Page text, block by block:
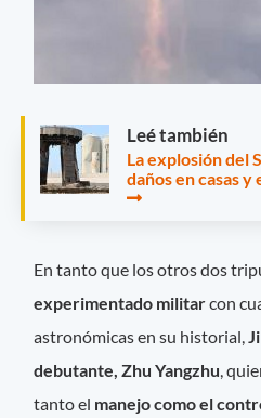
Leé también
La explosión del
daños en casas y
En tanto que los otros dos
experimentado militarcon
astronómicas en su historial,
debutante, Zhu Yangzhu,
tanto el manejo como el